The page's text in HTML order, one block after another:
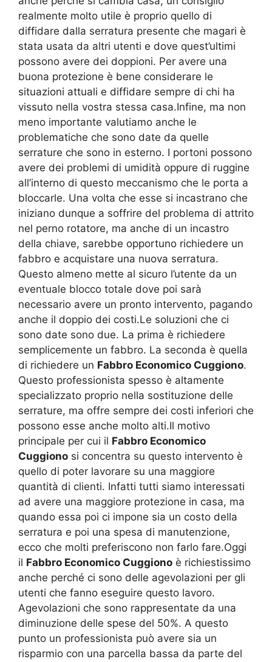
realmente molto utile è proprio quello di
diffidare dalla serratura presente che magari è
stata usata da altri utenti e dove quest’ultimi
possono avere dei doppioni. Per avere una
buona protezione è bene considerare le
situazioni attuali e diffidare sempre di chi ha
vissuto nella vostra stessa casa.Infine, ma non
meno importante valutiamo anche le
problematiche che sono date da quelle
serrature che sono in esterno. I portoni possono
avere dei problemi di umidità oppure di ruggine
all’interno di questo meccanismo che le porta a
bloccarle. Una volta che esse si incastrano che
iniziano dunque a soffrire del problema di attrito
nel perno rotatore, ma anche di un incastro
della chiave, sarebbe opportuno richiedere un
fabbro e acquistare una nuova serratura.
Questo almeno mette al sicuro l’utente da un
eventuale blocco totale dove poi sarà
necessario avere un pronto intervento, pagando
anche il doppio dei costi.Le soluzioni che ci
sono date sono due. La prima è richiedere
semplicemente un fabbro. La seconda è quella
di richiedere un Fabbro Economico Cuggiono.
Questo professionista spesso è altamente
specializzato proprio nella sostituzione delle
serrature, ma offre sempre dei costi inferiori che
possono esse anche molto alti.Il motivo
principale per cui il Fabbro Economico
Cuggiono si concentra su questo intervento è
quello di poter lavorare su una maggiore
quantità di clienti. Infatti tutti siamo interessati
ad avere una maggiore protezione in casa, ma
quando essa poi ci impone sia un costo della
serratura e poi una spesa di manutenzione,
ecco che molti preferiscono non farlo fare.Oggi
il Fabbro Economico Cuggiono è richiestissimo
anche perché ci sono delle agevolazioni per gli
utenti che fanno eseguire questo lavoro.
Agevolazioni che sono rappresentate da una
diminuzione delle spese del 50%. A questo
punto un professionista può avere sia un
risparmio con una parcella bassa da parte del